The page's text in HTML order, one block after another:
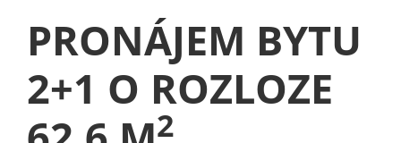
PRONÁJEM BYTU
2+1 O ROZLOZE
2